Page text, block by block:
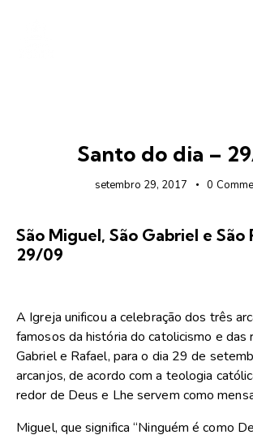
Santo do dia –
setembro 29, 2017 0
São Miguel, São Gabriel e São
29/09
A Igreja unificou a celebração dos três
famosos da história do catolicismo e das
Gabriel e Rafael, para o dia 29 de
arcanjos, de acordo com a teologia
redor de Deus e Lhe servem como
Miguel, que significa “Ninguém é como